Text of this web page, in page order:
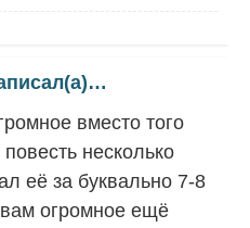
вместо того
повесть несколько
её за буквально 7-8
огромное ещё